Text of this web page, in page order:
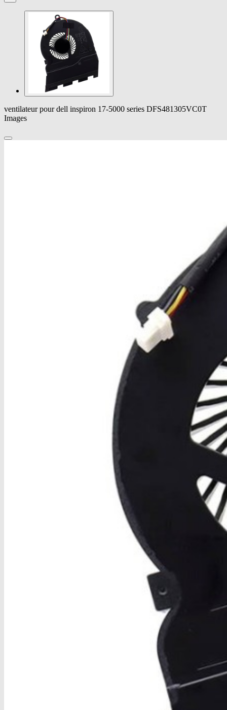
ventilateur pour dell inspiron 17-5000 series DFS481305VC0T
Images